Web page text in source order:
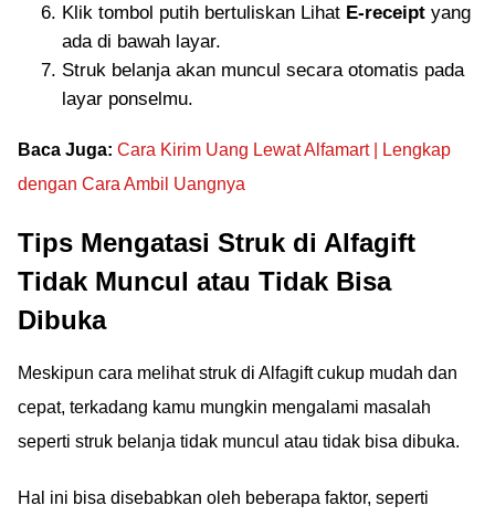
Klik tombol putih bertuliskan Lihat E-receipt yang
ada di bawah layar.
Struk belanja akan muncul secara otomatis pada
layar ponselmu.
Baca Juga: Cara Kirim Uang Lewat Alfamart | Lengkap
dengan Cara Ambil Uangnya
Tips Mengatasi Struk di Alfagift
Tidak Muncul atau Tidak Bisa
Dibuka
Meskipun cara melihat struk di Alfagift cukup mudah dan
cepat, terkadang kamu mungkin mengalami masalah
seperti struk belanja tidak muncul atau tidak bisa dibuka.
Hal ini bisa disebabkan oleh beberapa faktor, seperti